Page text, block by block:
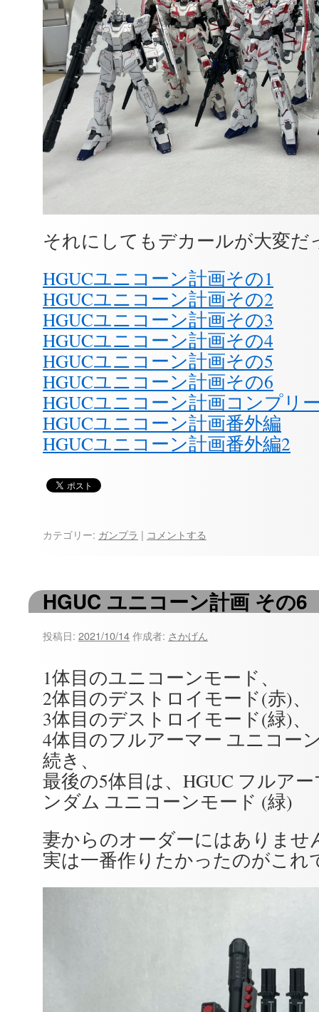
それにしてもデカールが大変だ
HGUCユニコーン計画その1
HGUCユニコーン計画その2
HGUCユニコーン計画その3
HGUCユニコーン計画その4
HGUCユニコーン計画その5
HGUCユニコーン計画その6
HGUCユニコーン計画コンプリ
HGUCユニコーン計画番外編
HGUCユニコーン計画番外編2
カテゴリー: ガンプラ | コメントする
HGUC ユニコーン計画 その6
投稿日: 2021/10/14作成者: さかげん
1体目のユニコーンモード、
2体目のデストロイモード(赤)、
3体目のデストロイモード(緑)、
4体目のフルアーマー ユニコー
続き、
最後の5体目は、HGUC フルア
ンダム ユニコーンモード (緑)
妻からのオーダーにはありませ
実は一番作りたかったのがこれ